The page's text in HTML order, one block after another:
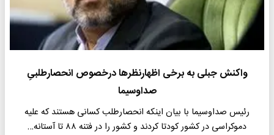
واکنش جبلی به برخی اظهارنظرها درخصوص انحصارطلبیِ
صداوسیما
رئیس صداوسیما با بیان اینکه انحصارطلب کسانی هستند که علیه
دموکراسی در کشور کودتا کردند و کشور را در فتنه ۸۸ تا آستانه…